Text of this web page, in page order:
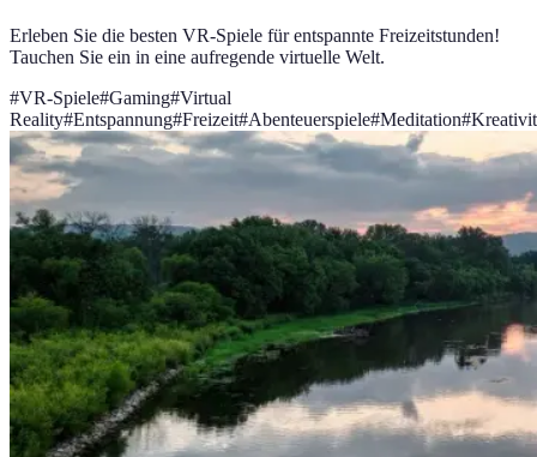
Erleben Sie die besten VR-Spiele für entspannte Freizeitstunden!
Tauchen Sie ein in eine aufregende virtuelle Welt.
#VR-Spiele#Gaming#Virtual
Reality#Entspannung#Freizeit#Abenteuerspiele#Meditation#